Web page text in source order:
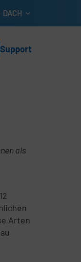
DACH
Support
als
Arten